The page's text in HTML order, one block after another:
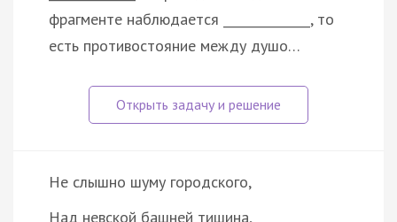
фрагменте наблюдается ______________, то
есть противостояние между душо…
Не слышно шуму городского,
Над невской башней тишина,